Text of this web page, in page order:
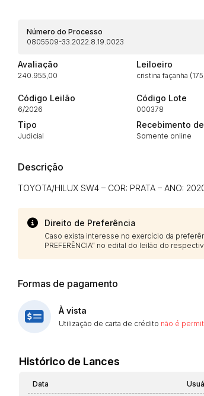
Número do Processo
0805509-33.2022.8.19.0023
Avaliação
240.955,00
Leiloeiro
cristina façanha
Código Leilão
6/2026
Código Lote
000378
Tipo
Judicial
Recebimento
Somente online
Descrição
TOYOTA/HILUX SW4 – COR: PRATA – ANO:
Direito de Preferência
Caso exista interesse no exercício da
PREFERÊNCIA” no edital do leilão do
Formas de pagamento
À vista
Utilização de carta de crédito não é
Histórico de Lances
Data
Envie